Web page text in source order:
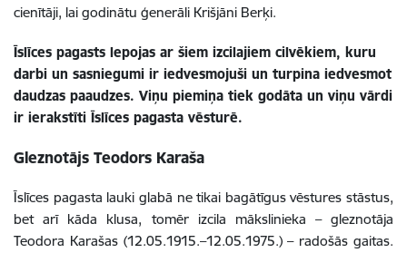
cienītāji, lai godinātu ģenerāli Krišjāni Berķi.
Īslīces pagasts lepojas ar šiem izcilajiem cilvēkiem, kuru
darbi un sasniegumi ir iedvesmojuši un turpina iedvesmot
daudzas paaudzes. Viņu piemiņa tiek godāta un viņu vārdi
ir ierakstīti Īslīces pagasta vēsturē.
Gleznotājs Teodors Karaša
Īslīces pagasta lauki glabā ne tikai bagātīgus vēstures stāstus,
bet arī kāda klusa, tomēr izcila mākslinieka – gleznotāja
Teodora Karašas (12.05.1915.–12.05.1975.) – radošās gaitas.